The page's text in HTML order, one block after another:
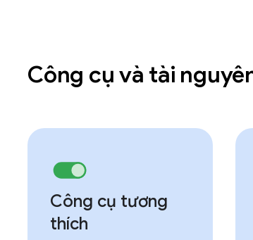
Công cụ và tài
Công cụ tương
thích